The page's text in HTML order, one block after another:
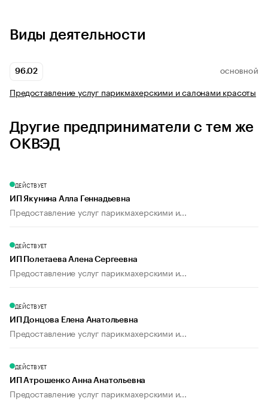
Виды деятельности
96.02 ОСНОВНОЙ
Предоставление услуг парикмахерскими и салонами красоты
Другие предприниматели с тем же
ОКВЭД
ДЕЙСТВУЕТ
ИП Якунина Алла Геннадьевна
Предоставление услуг парикмахерскими и...
ДЕЙСТВУЕТ
ИП Полетаева Алена Сергеевна
Предоставление услуг парикмахерскими и...
ДЕЙСТВУЕТ
ИП Донцова Елена Анатольевна
Предоставление услуг парикмахерскими и...
ДЕЙСТВУЕТ
ИП Атрошенко Анна Анатольевна
Предоставление услуг парикмахерскими и...